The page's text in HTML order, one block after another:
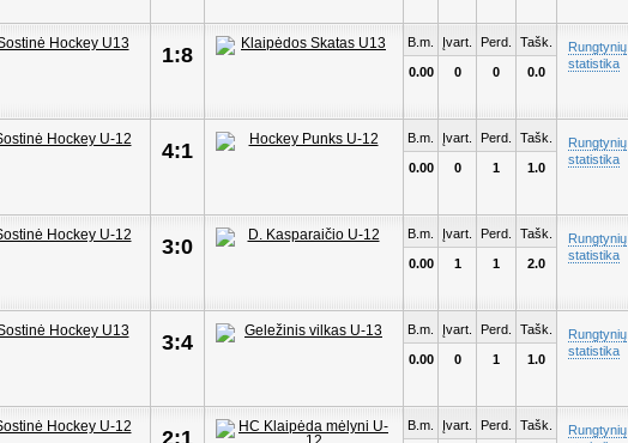
1:8
B.m.
0.00
Įvart.
0
Perd.
0
Tašk.
0.0
Rungtynių
statistika
4:1
B.m.
0.00
Įvart.
0
Perd.
1
Tašk.
1.0
Rungtynių
statistika
3:0
B.m.
0.00
Įvart.
1
Perd.
1
Tašk.
2.0
Rungtynių
statistika
3:4
B.m.
0.00
Įvart.
0
Perd.
1
Tašk.
1.0
Rungtynių
statistika
2:1
B.m. Įvart. Perd. Tašk.
Rungtynių